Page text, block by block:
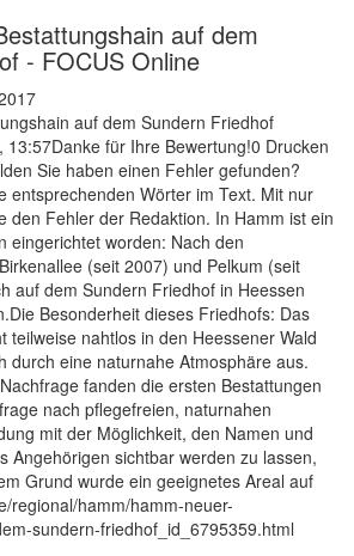
auf dem
- FOCUS Online
auf dem Sundern Friedhof
13:57Danke für Ihre Bewertung!0 Drucken
Sie haben einen Fehler gefunden?
entsprechenden Wörter im Text. Mit nur
den Fehler der Redaktion. In Hamm ist ein
eingerichtet worden: Nach den
(seit 2007) und Pelkum (seit
auf dem Sundern Friedhof in Heessen
Besonderheit dieses Friedhofs: Das
teilweise nahtlos in den Heessener Wald
durch eine naturnahe Atmosphäre aus.
fanden die ersten Bestattungen
nach pflegefreien, naturnahen
mit der Möglichkeit, den Namen und
Angehörigen sichtbar werden zu lassen,
Grund wurde ein geeignetes Areal auf
regional/hamm/hamm-neuer-
sundern-friedhof_id_6795359.html